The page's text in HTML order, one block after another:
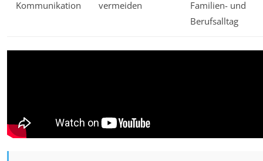
Kommunikation
vermeiden
Familien- und
Berufsalltag